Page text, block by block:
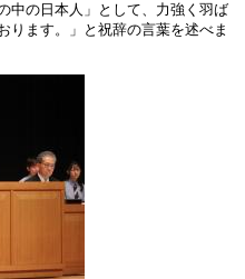
中の日本人」として、力強く羽ば
ります。」と祝辞の言葉を述べま